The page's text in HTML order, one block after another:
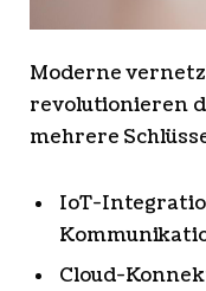
Moderne
revolutionieren
mehrere
IoT-
Cloud-